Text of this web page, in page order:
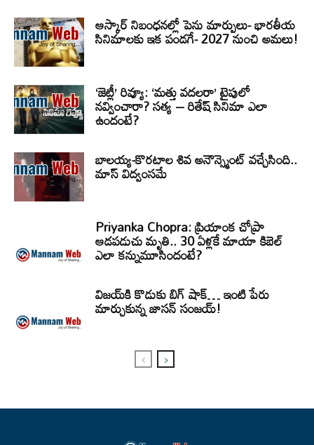
ఆస్కార్ నిబంధనల్లో పెను మార్పులు- భారతీయ
సినిమాలకు ఇక పండగే- 2027 నుంచి అమలు!
‘జెట్లీ’ రివ్యూ: ‘మత్తు వదలరా’ టైపులో
నవ్వించారా? సత్య – రితేష్ సినిమా ఎలా
ఉందంటే?
బాలయ్య-కొరటాల శివ అనౌన్స్మెంట్ వచ్చేసింది..
మాస్ విద్వంసమే
Priyanka Chopra: ప్రియాంక చోప్రా
ఆడపడుచు మృతి.. 30 ఏళ్లకే మాయా కిబెల్
ఎలా కన్నుమూసిందంటే?
విజయ్‌కి కొడుకు బిగ్ షాక్… ఇంటి పేరు
మార్చుకున్న జాసన్ సంజయ్!